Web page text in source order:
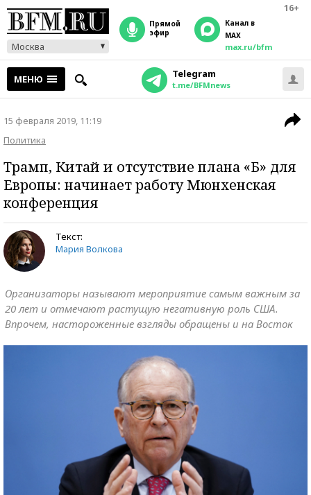
16+
Москва
прямой
эфир
Канал в
MAX
max.ru/bfm
МЕНЮ Telegram
t.me/BFMnews
15 февраля 2019, 11:19
Политика
Трамп, Китай и отсутствие плана «Б» для
Европы: начинает работу Мюнхенская
конференция
Текст:
Мария Волкова
Организаторы называют мероприятие самым важным за
20 лет и отмечают растущую негативную роль США.
Впрочем, настороженные взгляды обращены и на Восток